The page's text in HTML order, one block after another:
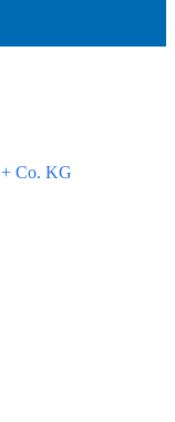
Co. KG